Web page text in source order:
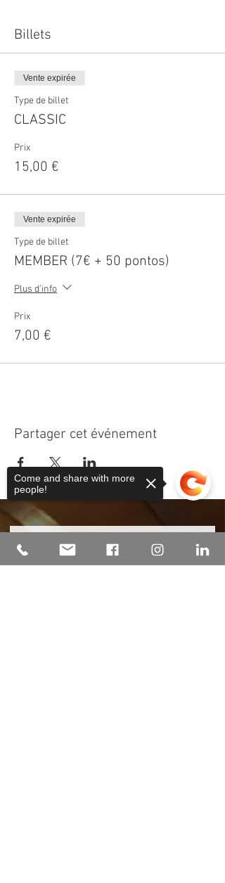
Billets
Vente expirée
Type de billet
CLASSIC
Prix
15,00 €
Vente expirée
Type de billet
MEMBER (7€ + 50 pontos)
Plus d'info
Prix
7,00 €
Partager cet événement
Laissez votre eMail pour
Come and share with more
people!